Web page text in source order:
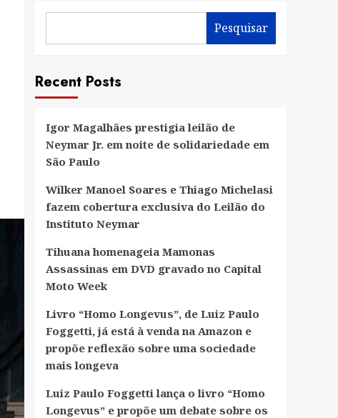
Pesquisar
Recent Posts
Igor Magalhães prestigia leilão de
Neymar Jr. em noite de solidariedade em
São Paulo
Wilker Manoel Soares e Thiago Michelasi
fazem cobertura exclusiva do Leilão do
Instituto Neymar
Tihuana homenageia Mamonas
Assassinas em DVD gravado no Capital
Moto Week
Livro “Homo Longevus”, de Luiz Paulo
Foggetti, já está à venda na Amazon e
propõe reflexão sobre uma sociedade
mais longeva
Luiz Paulo Foggetti lança o livro “Homo
Longevus” e propõe um debate sobre os